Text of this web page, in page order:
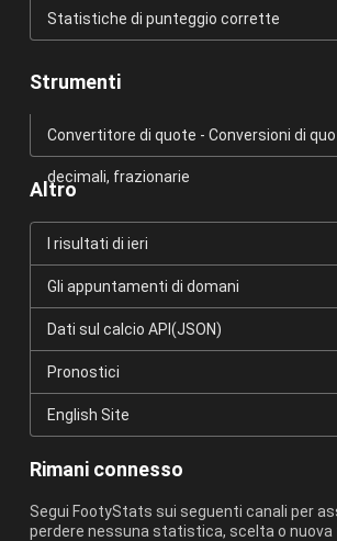
Statistiche di punteggio corrette
Strumenti
Convertitore di quote - Conversioni di
decimali, frazionarie
Altro
I risultati di ieri
Gli appuntamenti di domani
Dati sul calcio API(JSON)
Pronostici
English Site
Rimani connesso
Segui FootyStats sui seguenti canali per
perdere nessuna statistica, scelta o nuova